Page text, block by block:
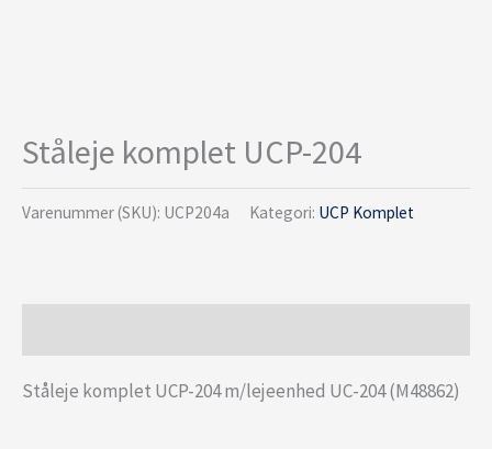
Ståleje komplet UCP-204
Varenummer (SKU): UCP204a Kategori: UCP Komplet
Ståleje komplet UCP-204 m/lejeenhed UC-204 (M48862)